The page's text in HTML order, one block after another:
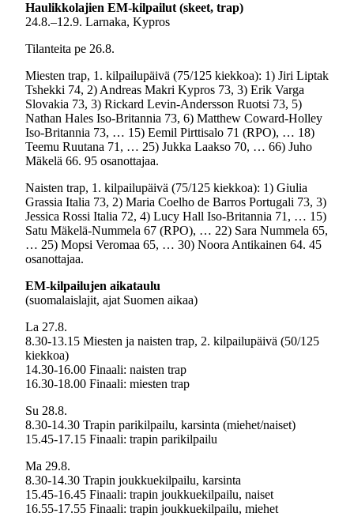
Haulikkolajien EM-kilpailut (skeet, trap)
24.8.–12.9. Larnaka, Kypros
Tilanteita pe 26.8.
Miesten trap, 1. kilpailupäivä (75/125 kiekkoa): 1) Jiri Liptak
Tshekki 74, 2) Andreas Makri Kypros 73, 3) Erik Varga
Slovakia 73, 3) Rickard Levin-Andersson Ruotsi 73, 5)
Nathan Hales Iso-Britannia 73, 6) Matthew Coward-Holley
Iso-Britannia 73, … 15) Eemil Pirttisalo 71 (RPO), … 18)
Teemu Ruutana 71, … 25) Jukka Laakso 70, … 66) Juho
Mäkelä 66. 95 osanottajaa.
Naisten trap, 1. kilpailupäivä (75/125 kiekkoa): 1) Giulia
Grassia Italia 73, 2) Maria Coelho de Barros Portugali 73, 3)
Jessica Rossi Italia 72, 4) Lucy Hall Iso-Britannia 71, … 15)
Satu Mäkelä-Nummela 67 (RPO), … 22) Sara Nummela 65,
… 25) Mopsi Veromaa 65, … 30) Noora Antikainen 64. 45
osanottajaa.
EM-kilpailujen aikataulu
(suomalaislajit, ajat Suomen aikaa)
La 27.8.
8.30-13.15 Miesten ja naisten trap, 2. kilpailupäivä (50/125
kiekkoa)
14.30-16.00 Finaali: naisten trap
16.30-18.00 Finaali: miesten trap
Su 28.8.
8.30-14.30 Trapin parikilpailu, karsinta (miehet/naiset)
15.45-17.15 Finaali: trapin parikilpailu
Ma 29.8.
8.30-14.30 Trapin joukkuekilpailu, karsinta
15.45-16.45 Finaali: trapin joukkuekilpailu, naiset
16.55-17.55 Finaali: trapin joukkuekilpailu, miehet